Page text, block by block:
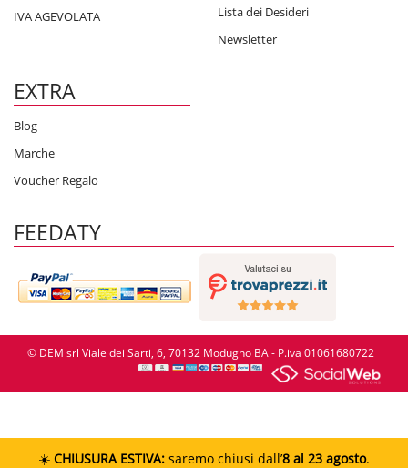
IVA AGEVOLATA
Lista dei Desideri
Newsletter
EXTRA
Blog
Marche
Voucher Regalo
FEEDATY
© DEM srl Viale dei Sarti, 6, 70132 Modugno BA - P.iva 01061680722
☀️ CHIUSURA ESTIVA: saremo chiusi dall’8 al 23 agosto.